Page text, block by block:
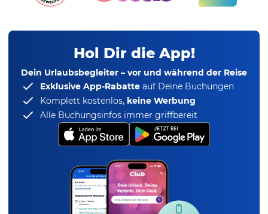
Hol Dir die App!
Dein Urlaubsbegleiter – vor und während der Reise
Exklusive App-Rabatte auf Deine Buchungen
Komplett kostenlos, keine Werbung
Alle Buchungsinfos immer griffbereit